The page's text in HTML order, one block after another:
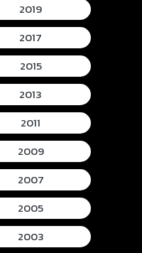
2019
2017
2015
2013
2011
2009
2007
2005
2003